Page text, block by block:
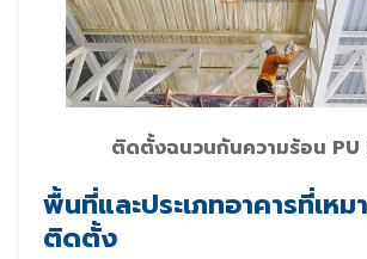
ติดตั้งฉนวนกันความร้อน PU
พื้นที่และประเภทอาคารที่เหม
ติดตั้ง